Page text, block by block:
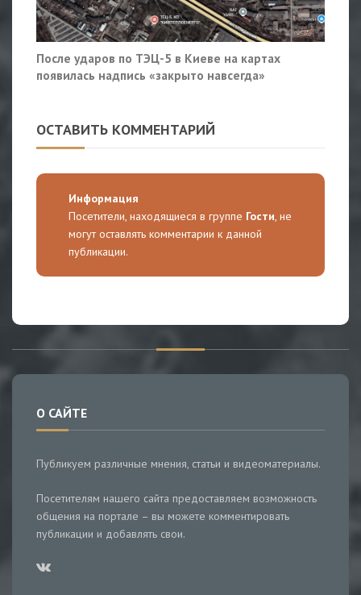
После ударов по ТЭЦ-5 в Киеве на картах
появилась надпись «закрыто навсегда»
ОСТАВИТЬ КОММЕНТАРИЙ
Информация
Посетители, находящиеся в группе Гости, не
могут оставлять комментарии к данной
публикации.
О САЙТЕ
Публикуем различные мнения, статьи и видеоматериалы.
Посетителям нашего сайта предоставляем возможность
общения на портале – вы можете комментировать
публикации и добавлять свои.